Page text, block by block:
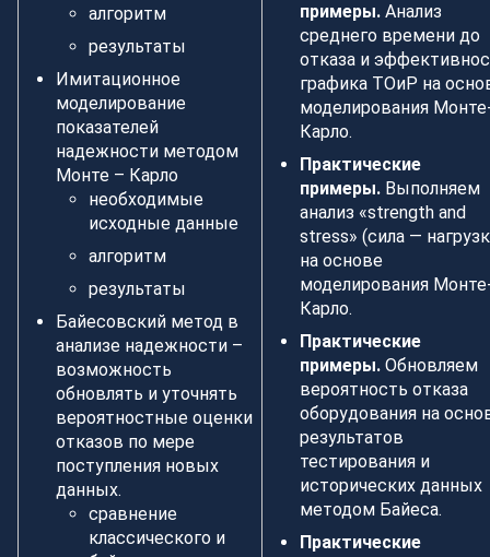
алгоритм
результаты
Имитационное
моделирование
показателей
надежности методом
Монте – Карло
необходимые
исходные данные
алгоритм
результаты
Байесовский метод в
анализе надежности –
возможность
обновлять и уточнять
вероятностные оценки
отказов по мере
поступления новых
данных.
сравнение
классического и
примеры. Анализ
среднего времени до
отказа и
графика ТОиР на
моделирования
Карло.
Практические
примеры. Выполняем
анализ «strength and
stress» (сила —
на основе
моделирования
Карло.
Практические
примеры. Обновляем
вероятность отказа
оборудования на
результатов
тестирования и
исторических данных
методом Байеса.
Практические